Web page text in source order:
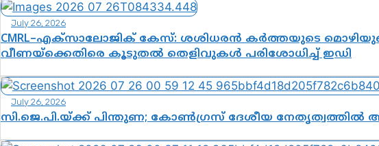
July 26, 2026
CMRL–എക്‌സാലോജിക് കേസ്: ശശിധരൻ കർത്തയുടെ
വീണയ്‌ക്കെതിരെ കൂടുതൽ തെളിവുകൾ പരിശോധിച്ച് ഇഡി
July 26, 2026
സി.ജെ.പി.യ്ക്ക് പിന്തുണ; കോൺഗ്രസ് ദേശീയ നേതൃത്വത്തിൽ